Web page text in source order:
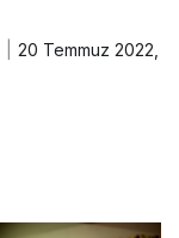
20 Temmuz 2022,